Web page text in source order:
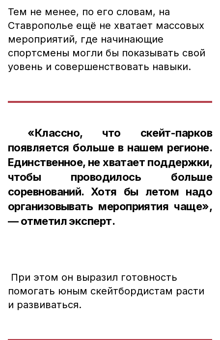
Тем не менее, по его словам, на
Ставрополье ещё не хватает массовых
мероприятий, где начинающие
спортсмены могли бы показывать свой
уовень и совершенствовать навыки.
«Классно, что скейт-парков
появляется больше в нашем регионе.
Единственное, не хватает поддержки,
чтобы проводилось больше
соревнований. Хотя бы летом надо
организовывать мероприятия чаще»,
— отметил эксперт.
При этом он выразил готовность
помогать юным скейтбордистам расти
и развиваться.